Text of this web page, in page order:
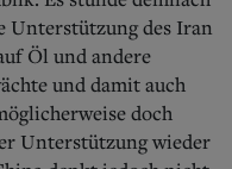
Unterstützung des Iran
Öl und andere
und damit auch
doch
Unterstützung wieder